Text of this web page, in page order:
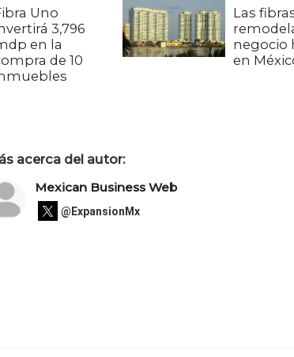
Uno
3,796
en la
de 10
Las
negocio
en
acerca del autor:
Mexican Business Web
@ExpansionMx